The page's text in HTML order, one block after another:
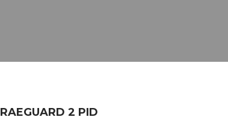
RAEGUARD 2 PID